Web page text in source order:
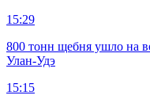
15:29
800 тонн щебня ушло на
Улан-Удэ
15:15